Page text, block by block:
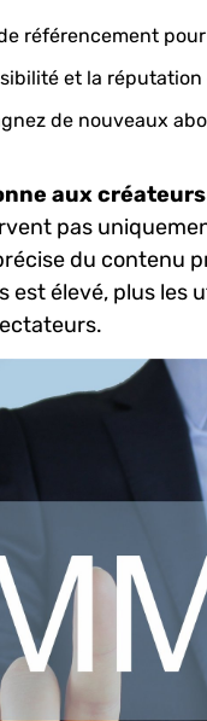
référencement
et la réputation
de​ nouveaux
aux
pas
du contenu
est élevé, plus